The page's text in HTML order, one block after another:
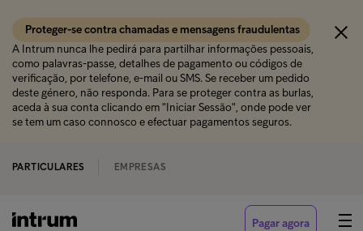
Proteger-se contra chamadas e mensagens fraudulentas
A Intrum nunca lhe pedirá para partilhar informações pessoais,
como palavras-passe, detalhes de pagamento ou códigos de
verificação, por telefone, e-mail ou SMS. Se receber um pedido
deste género, não responda. Para se proteger contra as burlas,
aceda à sua conta clicando em "Iniciar Sessão", onde pode ver
se tem um caso connosco e efectuar pagamentos seguros.
PARTICULARES EMPRESAS
Pagar agora